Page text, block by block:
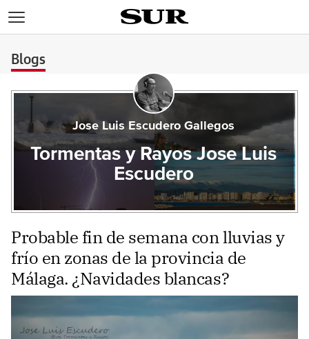
Blogs
Jose Luis Escudero Gallegos
Tormentas y Rayos Jose Luis
Escudero
Probable fin de semana con lluvias y
frío en zonas de la provincia de
Málaga. ¿Navidades blancas?